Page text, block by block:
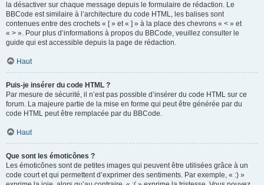
la désactiver sur chaque message depuis le formulaire de rédaction. Le
BBCode est similaire à l’architecture du code HTML, les balises sont
contenues entre des crochets « [ » et « ] » à la place des chevrons « < » et
« > ». Pour plus d’informations à propos du BBCode, veuillez consulter le
guide qui est accessible depuis la page de rédaction.
Haut
Puis-je insérer du code HTML ?
Par mesure de sécurité, il n’est pas possible d’insérer du code HTML sur ce
forum. La majeure partie de la mise en forme qui peut être générée par du
code HTML peut être remplacée par du BBCode.
Haut
Que sont les émoticônes ?
Les émoticônes sont de petites images qui peuvent être utilisées grâce à un
code court et qui permettent d’exprimer des sentiments. Par exemple, « :) »